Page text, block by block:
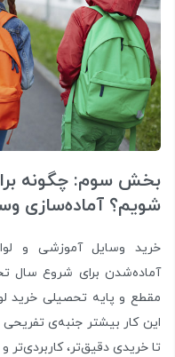
بخش سوم: چگونه
شویم؟ آماده‌سازی
خرید وسایل آموزشی و
آماده‌شدن برای شروع سال
مقطع و پایه تحصیلی خرید
این کار بیشتر جنبه‌ی
تا خریدی دقیق‌تر،